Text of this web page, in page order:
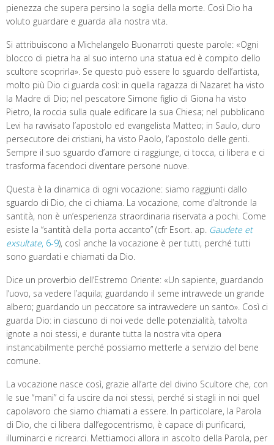
pienezza che supera persino la soglia della morte. Così Dio ha
voluto guardare e guarda alla nostra vita.
Si attribuiscono a Michelangelo Buonarroti queste parole: «Ogni
blocco di pietra ha al suo interno una statua ed è compito dello
scultore scoprirla». Se questo può essere lo sguardo dell’artista,
molto più Dio ci guarda così: in quella ragazza di Nazaret ha visto
la Madre di Dio; nel pescatore Simone figlio di Giona ha visto
Pietro, la roccia sulla quale edificare la sua Chiesa; nel pubblicano
Levi ha ravvisato l’apostolo ed evangelista Matteo; in Saulo, duro
persecutore dei cristiani, ha visto Paolo, l’apostolo delle genti.
Sempre il suo sguardo d’amore ci raggiunge, ci tocca, ci libera e ci
trasforma facendoci diventare persone nuove.
Questa è la dinamica di ogni vocazione: siamo raggiunti dallo
sguardo di Dio, che ci chiama. La vocazione, come d’altronde la
santità, non è un’esperienza straordinaria riservata a pochi. Come
esiste la “santità della porta accanto” (cfr Esort. ap. Gaudete et
exsultate, 6-9), così anche la vocazione è per tutti, perché tutti
sono guardati e chiamati da Dio.
Dice un proverbio dell’Estremo Oriente: «Un sapiente, guardando
l’uovo, sa vedere l’aquila; guardando il seme intravvede un grande
albero; guardando un peccatore sa intravvedere un santo». Così ci
guarda Dio: in ciascuno di noi vede delle potenzialità, talvolta
ignote a noi stessi, e durante tutta la nostra vita opera
instancabilmente perché possiamo metterle a servizio del bene
comune.
La vocazione nasce così, grazie all’arte del divino Scultore che, con
le sue “mani” ci fa uscire da noi stessi, perché si stagli in noi quel
capolavoro che siamo chiamati a essere. In particolare, la Parola
di Dio, che ci libera dall’egocentrismo, è capace di purificarci,
illuminarci e ricrearci. Mettiamoci allora in ascolto della Parola, per